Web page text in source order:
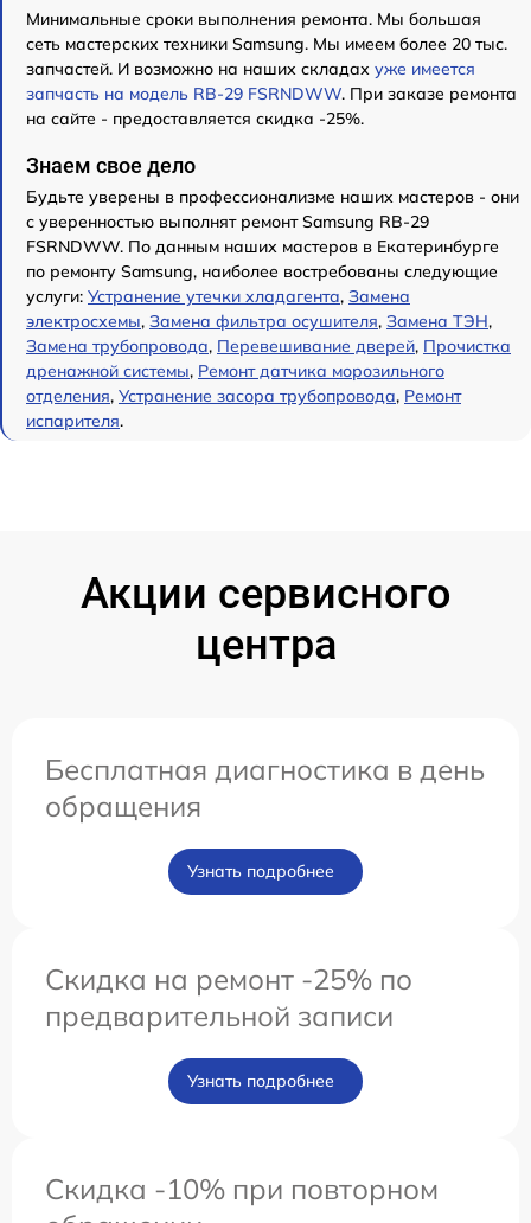
Минимальные сроки выполнения ремонта. Мы большая
сеть мастерских техники Samsung. Мы имеем более 20 тыс.
запчастей. И возможно на наших складах уже имеется
запчасть на модель RB-29 FSRNDWW. При заказе ремонта
на сайте - предоставляется скидка -25%.
Знаем свое дело
Будьте уверены в профессионализме наших мастеров - они
с уверенностью выполнят ремонт Samsung RB-29
FSRNDWW. По данным наших мастеров в Екатеринбурге
по ремонту Samsung, наиболее востребованы следующие
услуги: Устранение утечки хладагента, Замена
электросхемы, Замена фильтра осушителя, Замена ТЭН,
Замена трубопровода, Перевешивание дверей, Прочистка
дренажной системы, Ремонт датчика морозильного
отделения, Устранение засора трубопровода, Ремонт
испарителя.
Акции сервисного
центра
Бесплатная диагностика в день
обращения
Узнать подробнее
Скидка на ремонт -25% по
предварительной записи
Узнать подробнее
Скидка -10% при повторном